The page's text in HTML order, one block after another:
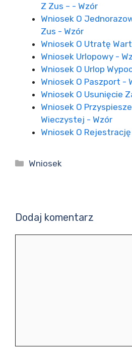
Z Zus – - Wzór
Wniosek O
Zus - Wzór
Wniosek O Utratę
Wniosek Urlopowy -
Wniosek O Urlop
Wniosek O Paszport -
Wniosek O Usunięcie
Wniosek O
Wieczystej - Wzór
Wniosek O
Kategorie
Wniosek
Dodaj komentarz